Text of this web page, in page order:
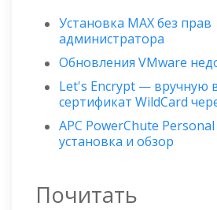
Установка MAX без прав
администратора
Обновления VMware
Let's Encrypt — вручную
сертификат WildСard
APC PowerChute
установка и обзор
Почитать